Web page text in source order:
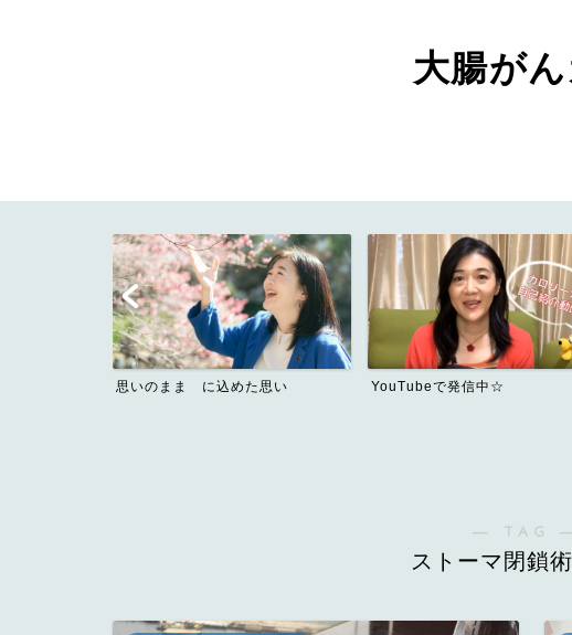
大腸が
YouTubeで発信中☆ Contact
― TAG
ストーマ閉鎖